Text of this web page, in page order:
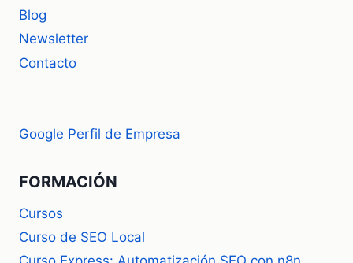
Blog
Newsletter
Contacto
Google Perfil de Empresa
FORMACIÓN
Cursos
Curso de SEO Local